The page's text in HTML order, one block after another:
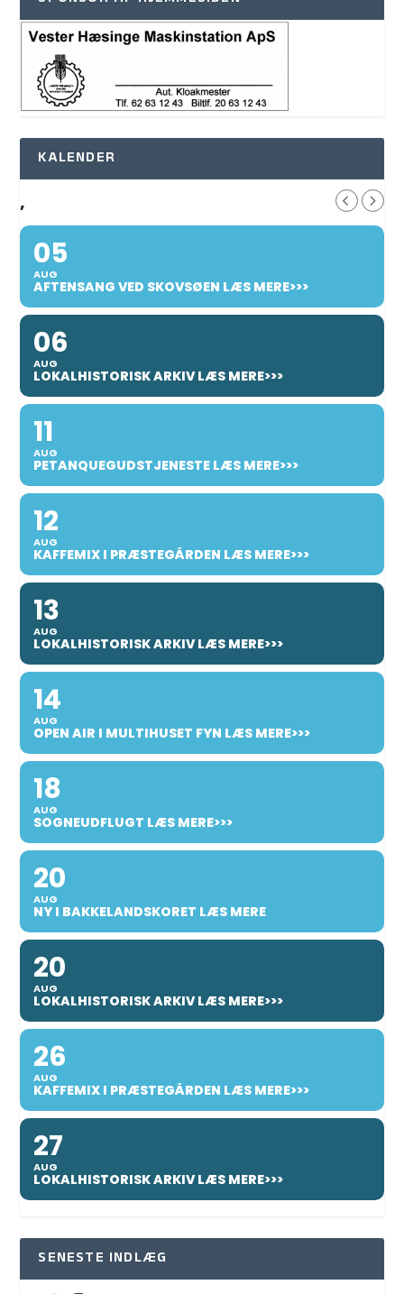
KALENDER
,
05
AUG
AFTENSANG VED SKOVSØEN LÆS MERE>>>
06
AUG
LOKALHISTORISK ARKIV LÆS MERE>>>
11
AUG
PETANQUEGUDSTJENESTE LÆS MERE>>>
12
AUG
KAFFEMIX I PRÆSTEGÅRDEN LÆS MERE>>>
13
AUG
LOKALHISTORISK ARKIV LÆS MERE>>>
14
AUG
OPEN AIR I MULTIHUSET FYN LÆS MERE>>>
18
AUG
SOGNEUDFLUGT LÆS MERE>>>
20
AUG
NY I BAKKELANDSKORET LÆS MERE
20
AUG
LOKALHISTORISK ARKIV LÆS MERE>>>
26
AUG
KAFFEMIX I PRÆSTEGÅRDEN LÆS MERE>>>
27
AUG
LOKALHISTORISK ARKIV LÆS MERE>>>
SENESTE INDLÆG